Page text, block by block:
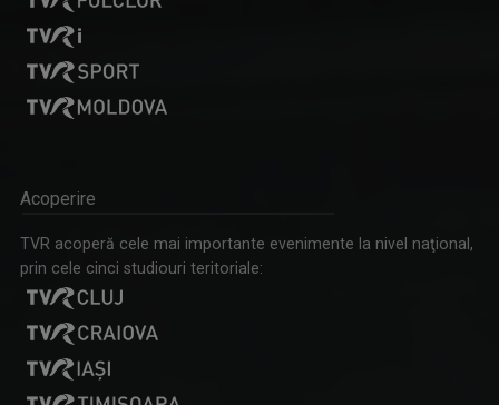
Acoperire
TVR acoperă cele mai importante evenimente la nivel naţional,
prin cele cinci studiouri teritoriale: